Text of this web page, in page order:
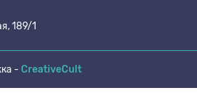
189/1
- CreativeCult